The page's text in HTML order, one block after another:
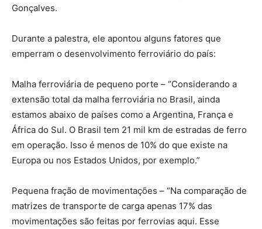
Gonçalves.
Durante a palestra, ele apontou alguns fatores que
emperram o desenvolvimento ferroviário do país:
Malha ferroviária de pequeno porte – “Considerando a
extensão total da malha ferroviária no Brasil, ainda
estamos abaixo de países como a Argentina, França e
África do Sul. O Brasil tem 21 mil km de estradas de ferro
em operação. Isso é menos de 10% do que existe na
Europa ou nos Estados Unidos, por exemplo.”
Pequena fração de movimentações – “Na comparação de
matrizes de transporte de carga apenas 17% das
movimentações são feitas por ferrovias aqui. Esse